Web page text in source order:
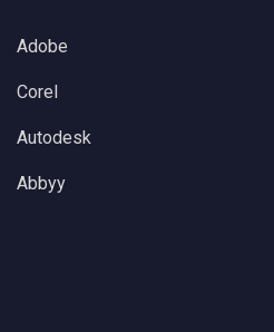
Adobe
Corel
Autodesk
Abbyy